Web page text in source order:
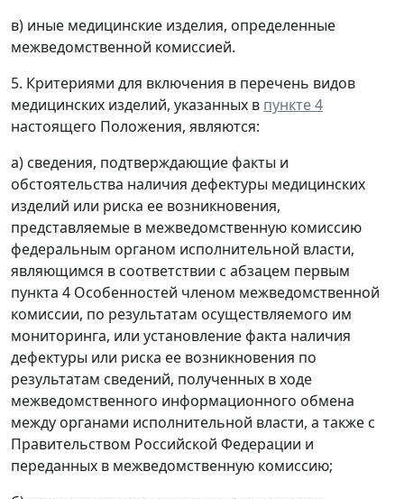
в) иные медицинские изделия, определенные
межведомственной комиссией.
5. Критериями для включения в перечень видов
медицинских изделий, указанных в пункте 4
настоящего Положения, являются:
а) сведения, подтверждающие факты и
обстоятельства наличия дефектуры медицинских
изделий или риска ее возникновения,
представляемые в межведомственную комиссию
федеральным органом исполнительной власти,
являющимся в соответствии с абзацем первым
пункта 4 Особенностей членом межведомственной
комиссии, по результатам осуществляемого им
мониторинга, или установление факта наличия
дефектуры или риска ее возникновения по
результатам сведений, полученных в ходе
межведомственного информационного обмена
между органами исполнительной власти, а также с
Правительством Российской Федерации и
переданных в межведомственную комиссию;